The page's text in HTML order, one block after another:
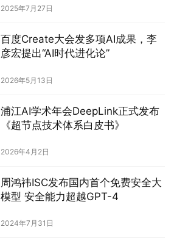
2025年7月27日
百度Create大会发多项AI成果，李
彦宏提出“AI时代进化论”
2026年5月13日
浦江AI学术年会DeepLink正式发布
《超节点技术体系白皮书》
2026年4月2日
周鸿祎ISC发布国内首个免费安全大
模型 安全能力超越GPT-4
2024年7月31日